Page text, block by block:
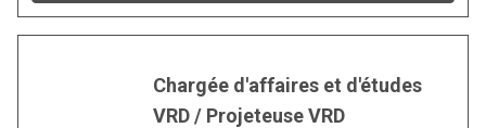
Chargée d'affaires et d'études
VRD / Projeteuse VRD